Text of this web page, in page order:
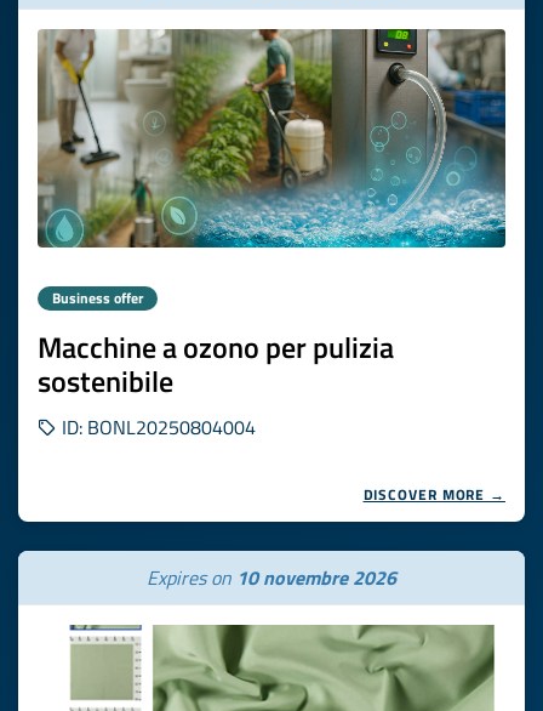
Business offer
Macchine a ozono per pulizia
sostenibile
ID: BONL20250804004
DISCOVER MORE →
Expires on 10 novembre 2026